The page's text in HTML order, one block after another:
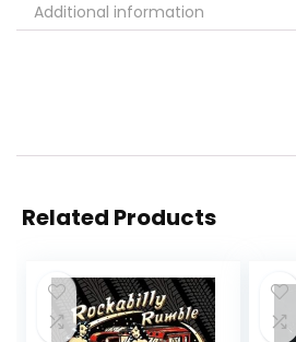
Additional information
Related Products